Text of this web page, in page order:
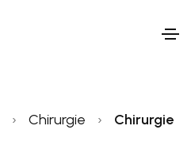
› Chirurgie › Chirurgie